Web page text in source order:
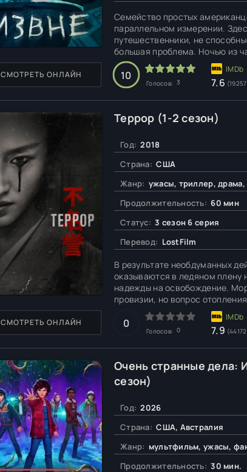
Семейство простых
параллельном измерении.
путешественники, не
большая проблема. Ночью из
и жаждут испить крови.
надежном месте, защищенном
СМОТРЕТЬ ОНЛАЙН 10
Голосов: 3 7.6
Террор (1-2 сезон)
Год: 2018
Страна: США
Жанр: ужасы, триллер,
Продолжительность: 60 мин
Статус: 3 сезон 6 серия
Перевод: LostFilm
В результате необдуманных
оказываются в ледяном плену
надежды на освобождение.
провизии, но вопрос
добираться до берега, чтобы
начинает охотиться
СМОТРЕТЬ ОНЛАЙН 0
Голосов: 0 7.9
Очень странные дела:
сезон)
Год: 2026
Страна: США, Австралия
Жанр: мультфильм, ужасы,
Продолжительность: 30 мин.